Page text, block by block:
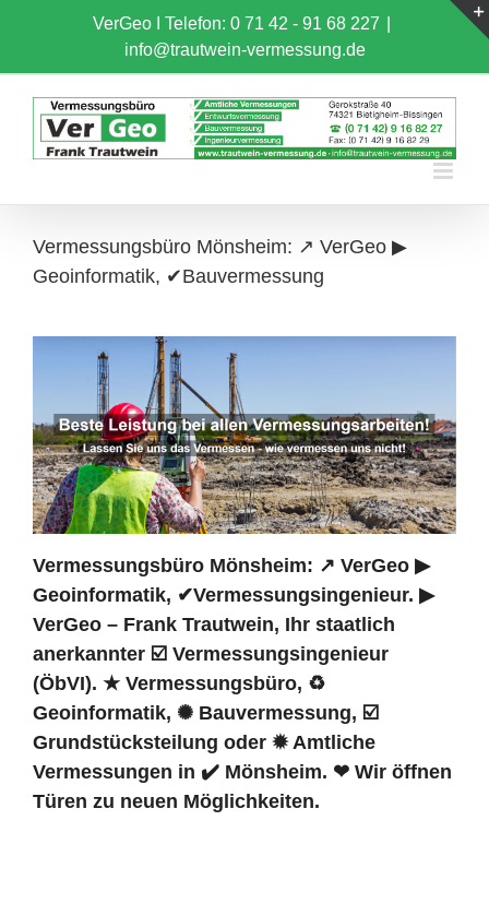
content
VerGeo I Telefon: 0 71 42 - 91 68 227
info@trautwein-vermessung.de
Vermessungsbüro Mönsheim: ↗️ VerGeo ▶︎
Geoinformatik, ✔Bauvermessung
Vermessungsbüro Mönsheim: ↗️ VerGeo ▶︎
Geoinformatik, ✔Vermessungsingenieur. ▶︎
VerGeo – Frank Trautwein, Ihr staatlich
anerkannter ☑️ Vermessungsingenieur
(ÖbVI). ★ Vermessungsbüro, ♻
Geoinformatik, ✺ Bauvermessung, ☑️
Grundstücksteilung oder ✹ Amtliche
Vermessungen in ✔️ Mönsheim. ❤ Wir öffnen
Türen zu neuen Möglichkeiten.